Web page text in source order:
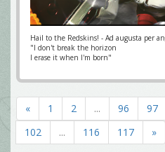
Hail to the Redskins! - Ad augusta per
"I don't break the horizon
I erase it when I'm born"
« 1 2 ... 96 97
102
... 116 117 »